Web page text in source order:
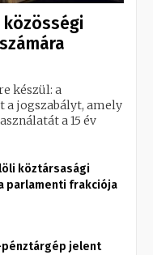
közösségi
készül: a
a jogszabályt, amely
a 15 év
köztársasági
parlamenti frakciója
pénztárgép jelent